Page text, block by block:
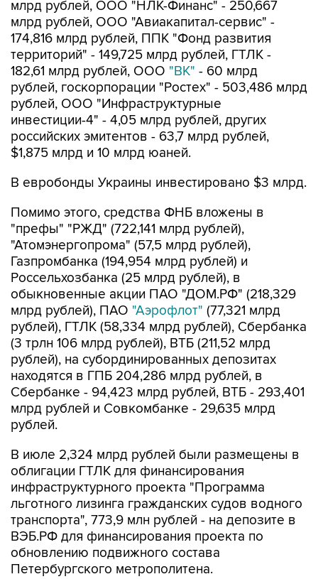
млрд рублей, ООО "НЛК-Финанс" - 250,667
млрд рублей, ООО "Авиакапитал-сервис" -
174,816 млрд рублей, ППК "Фонд развития
территорий" - 149,725 млрд рублей, ГТЛК -
182,61 млрд рублей, ООО "ВК" - 60 млрд
рублей, госкорпорации "Ростех" - 503,486 млрд
рублей, ООО "Инфраструктурные
инвестиции-4" - 4,05 млрд рублей, других
российских эмитентов - 63,7 млрд рублей,
$1,875 млрд и 10 млрд юаней.
В евробонды Украины инвестировано $3 млрд.
Помимо этого, средства ФНБ вложены в
"префы" "РЖД" (722,141 млрд рублей),
"Атомэнергопрома" (57,5 млрд рублей),
Газпромбанка (194,954 млрд рублей) и
Россельхозбанка (25 млрд рублей), в
обыкновенные акции ПАО "ДОМ.РФ" (218,329
млрд рублей), ПАО "Аэрофлот" (77,321 млрд
рублей), ГТЛК (58,334 млрд рублей), Сбербанка
(3 трлн 106 млрд рублей), ВТБ (211,52 млрд
рублей), на субординированных депозитах
находятся в ГПБ 204,286 млрд рублей, в
Сбербанке - 94,423 млрд рублей, ВТБ - 293,401
млрд рублей и Совкомбанке - 29,635 млрд
рублей.
В июле 2,324 млрд рублей были размещены в
облигации ГТЛК для финансирования
инфраструктурного проекта "Программа
льготного лизинга гражданских судов водного
транспорта", 773,9 млн рублей - на депозите в
ВЭБ.РФ для финансирования проекта по
обновлению подвижного состава
Петербургского метрополитена.